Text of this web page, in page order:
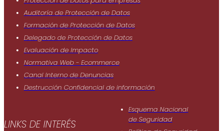
Auditoría de Protección de Datos
Formación de Protección de Datos
Delegado de Protección de Datos
Evaluación de Impacto
Normativa Web - Ecommerce
Canal Interno de Denuncias
Destrucción Confidencial de información
LINKS DE INTERÉS
Esquema Nacional
de Seguridad